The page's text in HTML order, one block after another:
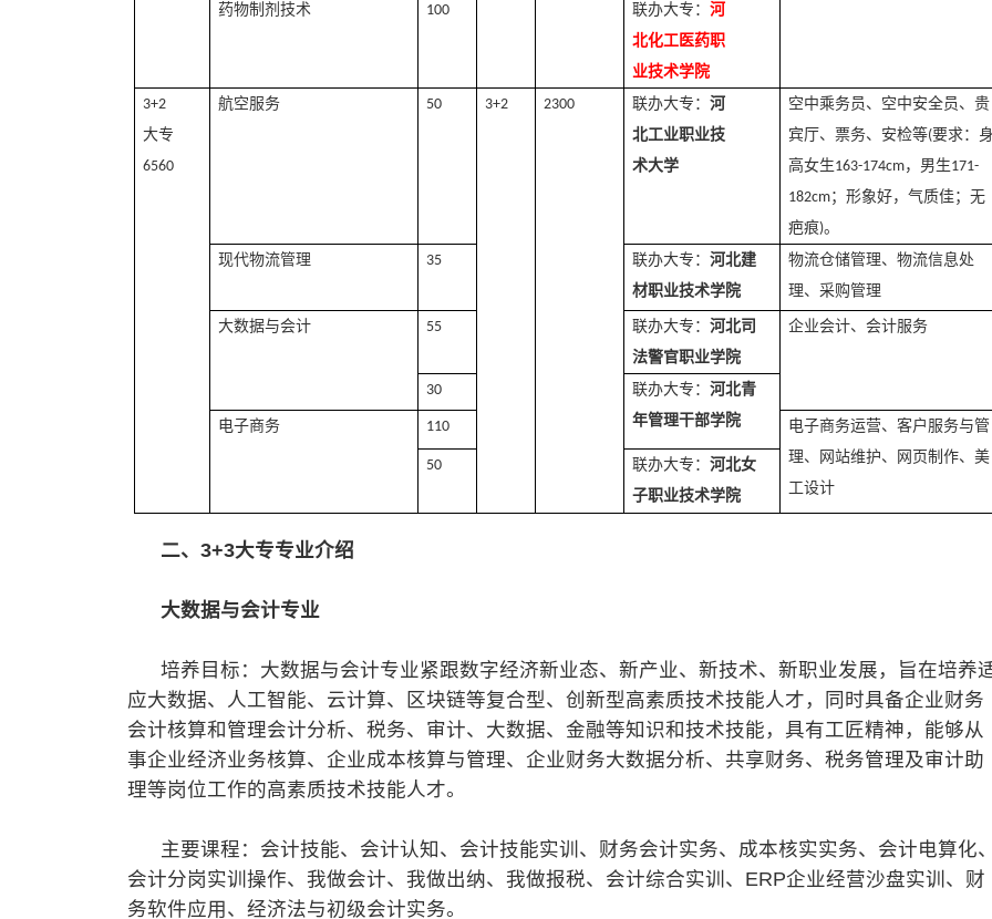
药物制剂技术
100 联办大专： 河
北化工医药职
业技术学院
3+2
大专
6560
航空服务 50 3+2 2300 联办大专： 河
北工业职业技
术大学
空中乘务员、空中安全员、贵
宾厅、票务、安检等(要求：
高女生163-174cm，男生171-
182cm；形象好，气质佳；无
疤痕)。
现代物流管理
35 联办大专： 河北建
材职业技术学院
物流仓储管理、物流信息处
理、采购管理
大数据与会计 55 联办大专： 河北司
法警官职业学院
企业会计、会计服务
30 联办大专： 河北青
年管理干部学院
电子商务 110
电子商务运营、客户服务与管
理、网站维护、网页制作、美
工设计
50 联办大专： 河北女
子职业技术学院
二、3+3大专专业介绍
大数据与会计专业
培养目标：大数据与会计专业紧跟数字经济新业态、新产业、新技术、新职业发展，旨在培养
应大数据、人工智能、云计算、区块链等复合型、创新型高素质技术技能人才，同时具备企业财务
会计核算和管理会计分析、税务、审计、大数据、金融等知识和技术技能，具有工匠精神，能够从
事企业经济业务核算、企业成本核算与管理、企业财务大数据分析、共享财务、税务管理及审计助
理等岗位工作的高素质技术技能人才。
主要课程：会计技能、会计认知、会计技能实训、财务会计实务、成本核实实务、会计电算化
会计分岗实训操作、我做会计、我做出纳、我做报税、会计综合实训、ERP企业经营沙盘实训、财
务软件应用、经济法与初级会计实务。